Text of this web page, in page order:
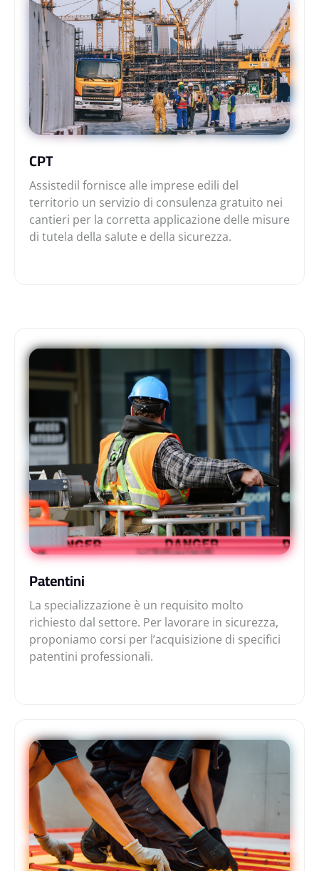
CPT
Assistedil fornisce alle imprese edili del
territorio un servizio di consulenza gratuito nei
cantieri per la corretta applicazione delle misure
di tutela della salute e della sicurezza.
Patentini
La specializzazione è un requisito molto
richiesto dal settore. Per lavorare in sicurezza,
proponiamo corsi per l’acquisizione di specifici
patentini professionali.